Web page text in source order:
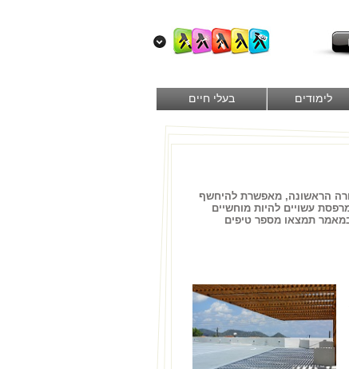
לימודים בעלי חיים
הראשונה, מאפשרת להיחשף
עשויים להיות מוחשיים
תמצאו מספר טיפים